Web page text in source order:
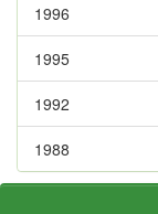
1996
1995
1992
1988